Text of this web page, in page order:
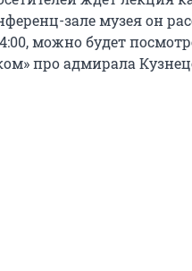
зале музея он
можно будет
про адмирала